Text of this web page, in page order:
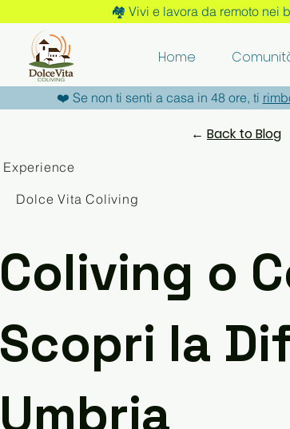
🏘️ Vivi e lavora da remoto nei
Home
❤️ Se non ti senti a casa in 48 ore, ti
← Back to Blog
Experience
Dolce Vita Coliving
Coliving o
Scopri la
Umbria